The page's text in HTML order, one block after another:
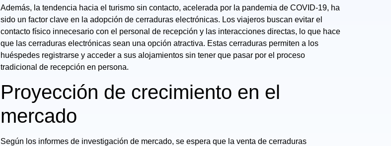
Además, la tendencia hacia el turismo sin contacto, acelerada por la pandemia de COVID-19, ha
sido un factor clave en la adopción de cerraduras electrónicas. Los viajeros buscan evitar el
contacto físico innecesario con el personal de recepción y las interacciones directas, lo que hace
que las cerraduras electrónicas sean una opción atractiva. Estas cerraduras permiten a los
huéspedes registrarse y acceder a sus alojamientos sin tener que pasar por el proceso
tradicional de recepción en persona.
Proyección de crecimiento en el
mercado
Según los informes de investigación de mercado, se espera que la venta de cerraduras